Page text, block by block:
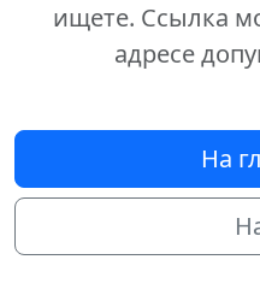
ищете. Ссылка
адресе
На